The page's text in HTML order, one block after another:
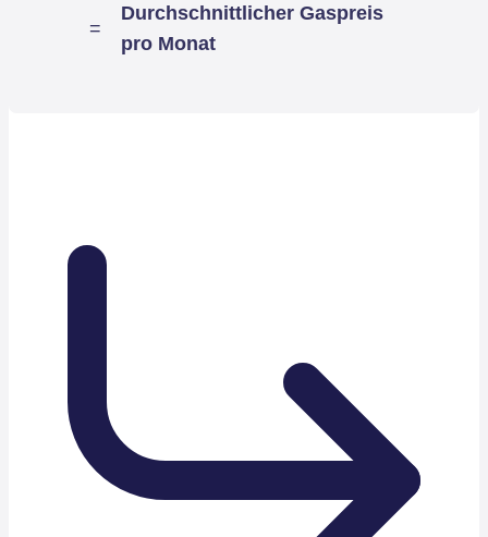
=
Durchschnittlicher Gaspreis
pro Monat